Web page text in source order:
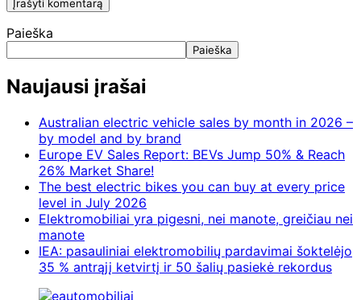
Paieška
Paieška
Naujausi įrašai
Australian electric vehicle sales by month in 2026 –
by model and by brand
Europe EV Sales Report: BEVs Jump 50% & Reach
26% Market Share!
The best electric bikes you can buy at every price
level in July 2026
Elektromobiliai yra pigesni, nei manote, greičiau nei
manote
IEA: pasauliniai elektromobilių pardavimai šoktelėjo
35 % antrąjį ketvirtį ir 50 šalių pasiekė rekordus